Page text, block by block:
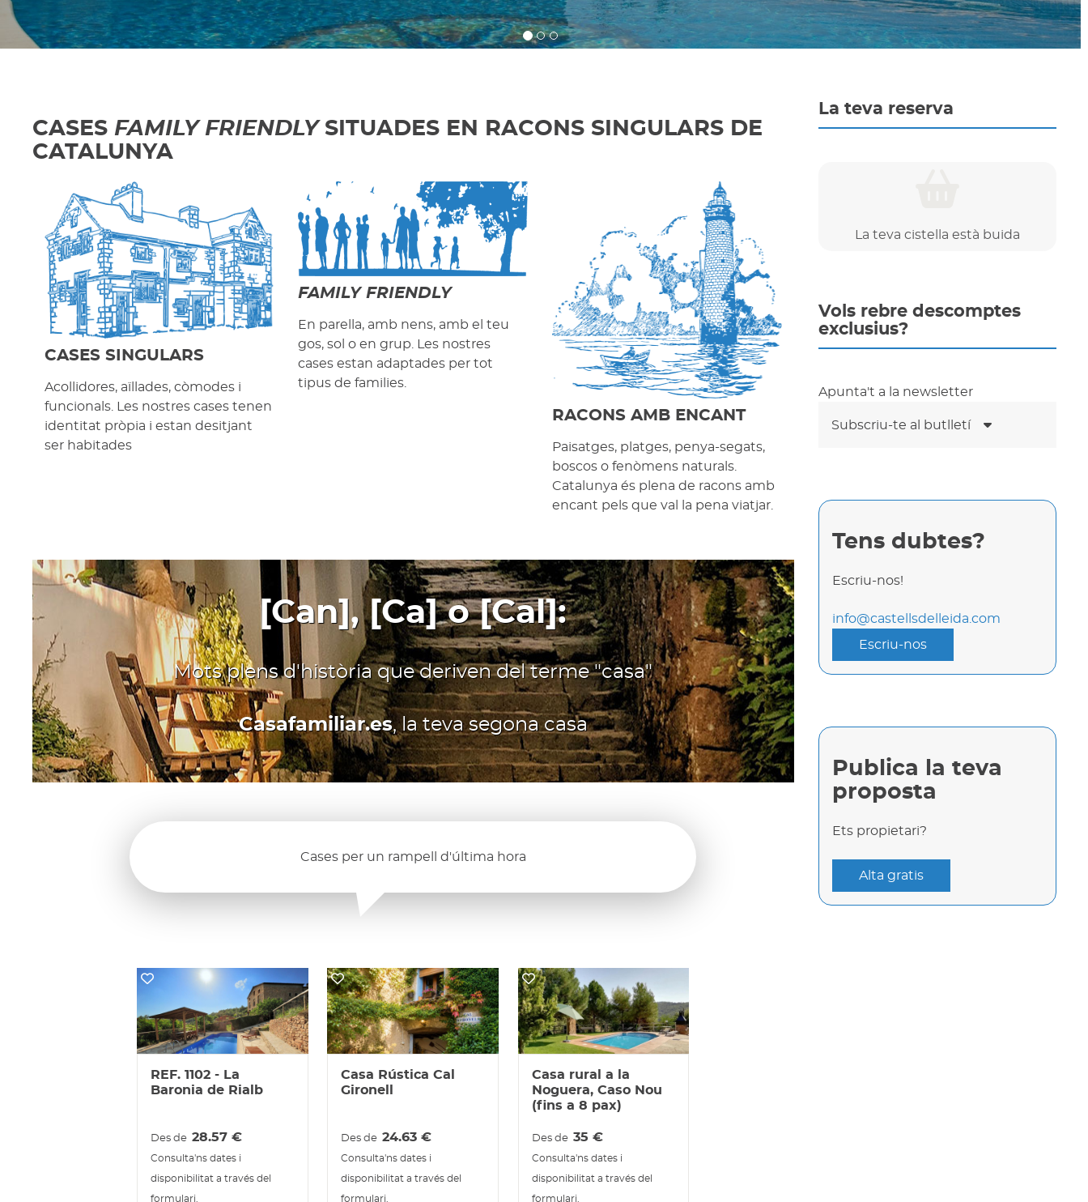
CASES FAMILY FRIENDLYSITUADES EN RACONS SINGULARS DE
CATALUNYA
CASES SINGULARS
Acollidores, aïllades, còmodes i
funcionals. Les nostres cases tenen
identitat pròpia i estan desitjant
ser habitades
FAMILY FRIENDLY
En parella, amb nens, amb el teu
gos, sol o en grup. Les nostres
cases estan adaptades per tot
tipus de families.
RACONS AMB ENCANT
Paisatges, platges, penya-segats,
boscos o fenòmens naturals.
Catalunya és plena de racons amb
encant pels que val la pena viatjar.
[Can], [Ca] o [Cal]:
Mots plens d'història que deriven del terme "casa"
Casafamiliar.es, la teva segona casa
Cases per un rampell d'última hora
REF. 1102 - La
Baronia de Rialb
Des de 28.57 €
Consulta'ns dates i
disponibilitat a través del
formulari.
Casa Rústica Cal
Gironell
Des de 24.63€
Consulta'ns dates i
disponibilitat a través del
formulari.
Casa rural a la
Noguera, Caso Nou
(fins a 8 pax)
Des de 35 €
Consulta'ns dates i
disponibilitat a través del
formulari.
La teva reserva
La teva cistella està buida
Vols rebre descomptes
exclusius?
Apunta't a la newsletter
Subscriu-te al butlletí
Tens dubtes?
Escriu-nos!
info@castellsdelleida.com
Escriu-nos
Publica la teva
proposta
Ets propietari?
Alta gratis